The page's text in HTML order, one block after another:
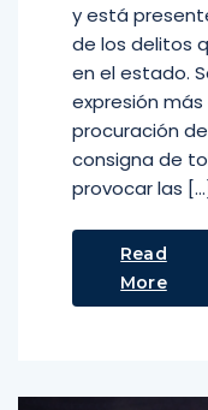
y está
de los delitos
en el estado.
expresión
procuración
consigna de
provocar las […]
Read
More